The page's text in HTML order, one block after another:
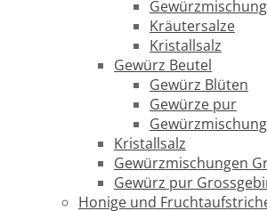
Kräutersalze
Kristallsalz
Gewürz Beutel
Gewürz Blüten
Gewürze pur
Kristallsalz
Gewürzmischungen
Gewürz pur
Honige und